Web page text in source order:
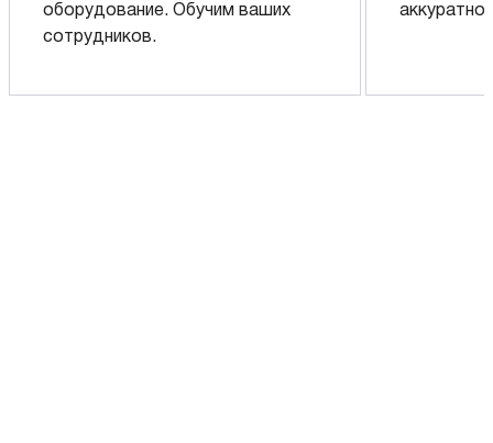
оборудование. Обучим ваших
сотрудников.
аккуратно